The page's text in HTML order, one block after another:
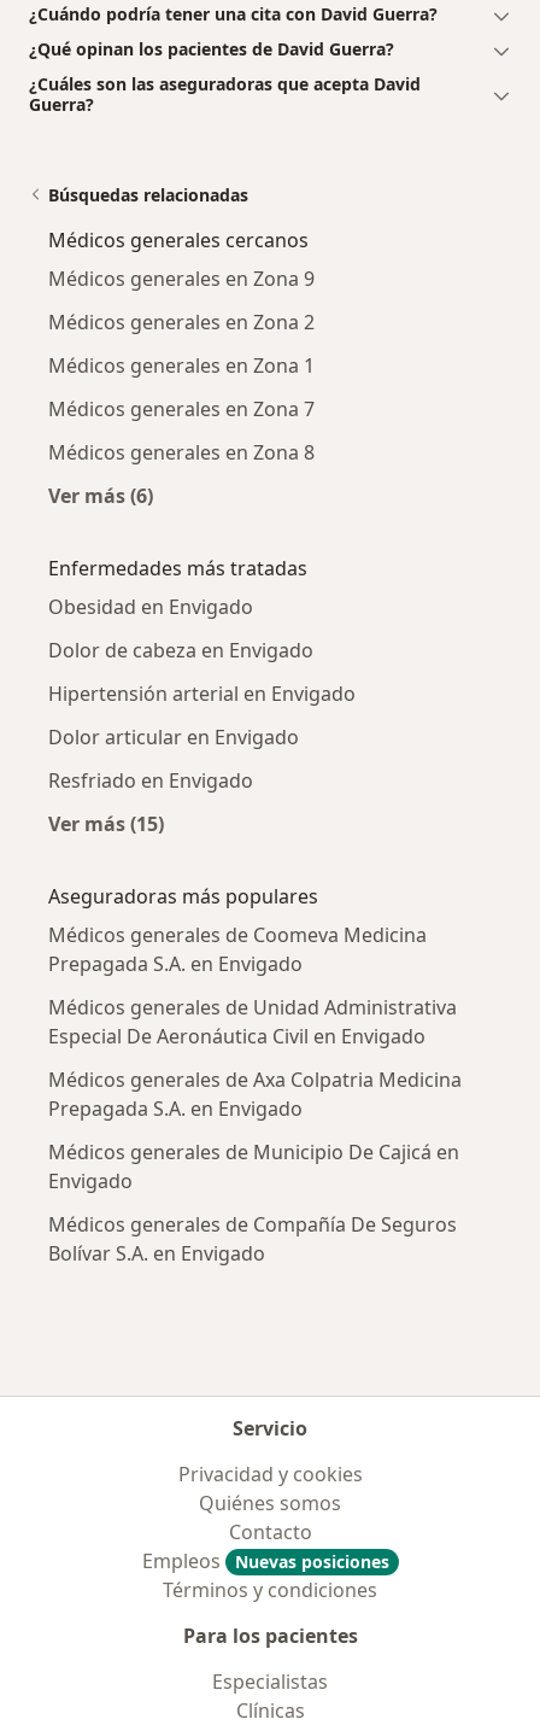
¿Cuándo podría tener una cita con David Guerra?
¿Qué opinan los pacientes de David Guerra?
¿Cuáles son las aseguradoras que acepta David
Guerra?
Búsquedas relacionadas
Médicos generales cercanos
Médicos generales en Zona 9
Médicos generales en Zona 2
Médicos generales en Zona 1
Médicos generales en Zona 7
Médicos generales en Zona 8
Ver más (6)
Enfermedades más tratadas
Obesidad en Envigado
Dolor de cabeza en Envigado
Hipertensión arterial en Envigado
Dolor articular en Envigado
Resfriado en Envigado
Ver más (15)
Aseguradoras más populares
Médicos generales de Coomeva Medicina
Prepagada S.A. en Envigado
Médicos generales de Unidad Administrativa
Especial De Aeronáutica Civil en Envigado
Médicos generales de Axa Colpatria Medicina
Prepagada S.A. en Envigado
Médicos generales de Municipio De Cajicá en
Envigado
Médicos generales de Compañía De Seguros
Bolívar S.A. en Envigado
Servicio
Privacidad y cookies
Quiénes somos
Contacto
Empleos
Nuevas posiciones
Términos y condiciones
Para los pacientes
Especialistas
Clínicas